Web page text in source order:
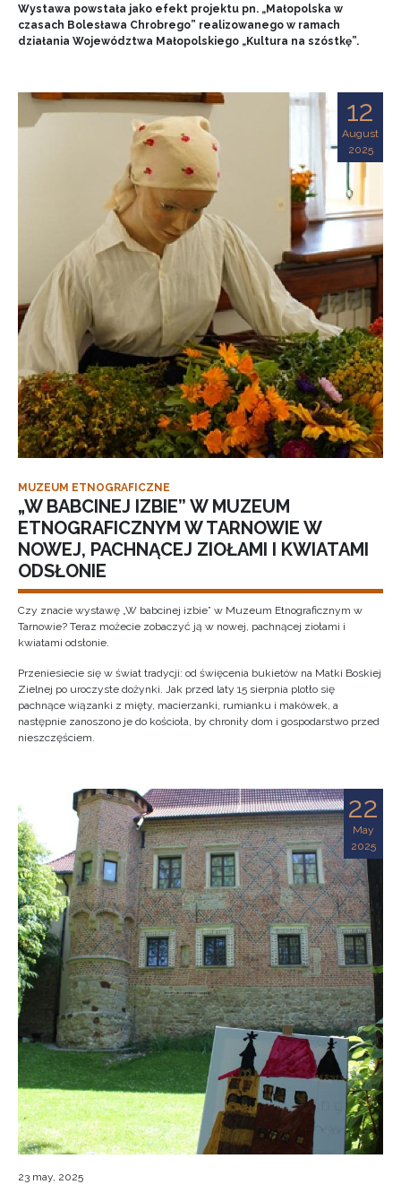
Wystawa powstała jako efekt projektu pn. „Małopolska w
czasach Bolesława Chrobrego” realizowanego w ramach
działania Województwa Małopolskiego „Kultura na szóstkę”.
12
August
2025
MUZEUM ETNOGRAFICZNE
„W BABCINEJ IZBIE” W MUZEUM
ETNOGRAFICZNYM W TARNOWIE W
NOWEJ, PACHNĄCEJ ZIOŁAMI I KWIATAMI
ODSŁONIE
Czy znacie wystawę „W babcinej izbie” w Muzeum Etnograficznym w
Tarnowie? Teraz możecie zobaczyć ją w nowej, pachnącej ziołami i
kwiatami odsłonie.
Przeniesiecie się w świat tradycji: od święcenia bukietów na Matki Boskiej
Zielnej po uroczyste dożynki. Jak przed laty 15 sierpnia plotło się
pachnące wiązanki z mięty, macierzanki, rumianku i makówek, a
następnie zanoszono je do kościoła, by chroniły dom i gospodarstwo przed
nieszczęściem.
22
May
2025
23 may, 2025